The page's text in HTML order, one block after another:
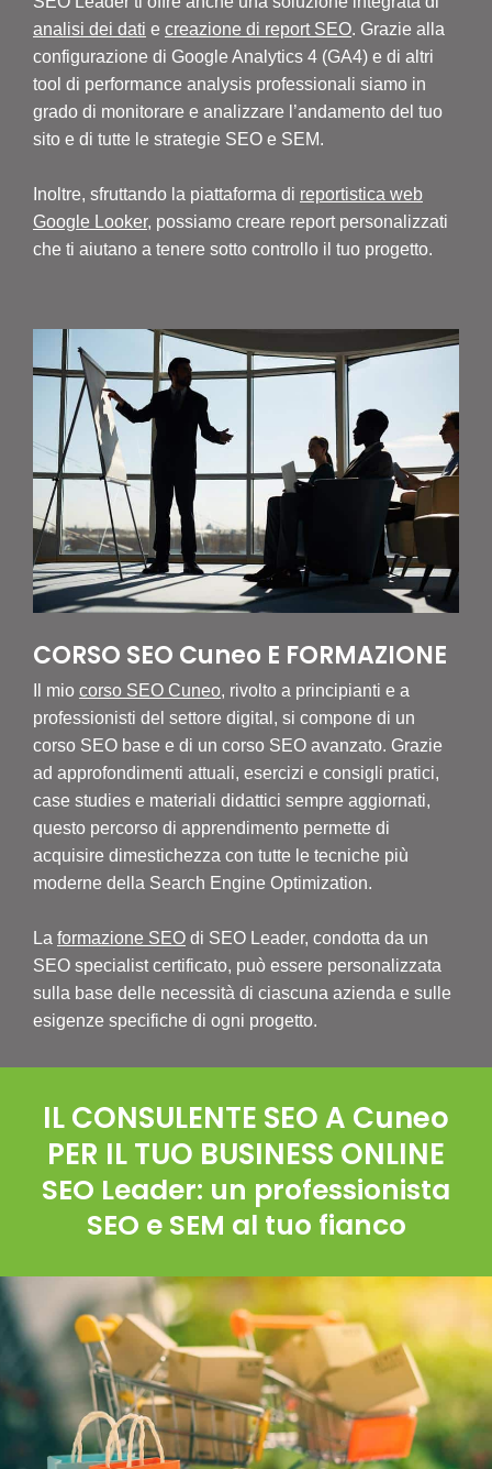
analisi dei dati e creazione di report SEO. Grazie alla
configurazione di Google Analytics 4 (GA4) e di altri
tool di performance analysis professionali siamo in
grado di monitorare e analizzare l’andamento del tuo
sito e di tutte le strategie SEO e SEM.
Inoltre, sfruttando la piattaforma di reportistica web
Google Looker, possiamo creare report personalizzati
che ti aiutano a tenere sotto controllo il tuo progetto.
CORSO SEO Cuneo E FORMAZIONE
Il mio corso SEO Cuneo, rivolto a principianti e a
professionisti del settore digital, si compone di un
corso SEO base e di un corso SEO avanzato. Grazie
ad approfondimenti attuali, esercizi e consigli pratici,
case studies e materiali didattici sempre aggiornati,
questo percorso di apprendimento permette di
acquisire dimestichezza con tutte le tecniche più
moderne della Search Engine Optimization.
La formazione SEO di SEO Leader, condotta da un
SEO specialist certificato, può essere personalizzata
sulla base delle necessità di ciascuna azienda e sulle
esigenze specifiche di ogni progetto.
IL CONSULENTE SEO A Cuneo
PER IL TUO BUSINESS ONLINE
SEO Leader: un professionista
SEO e SEM al tuo fianco